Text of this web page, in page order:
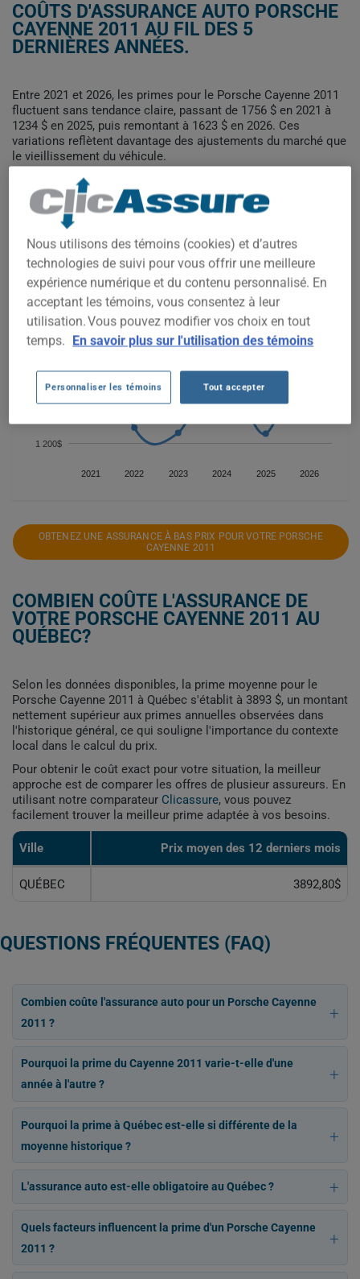
COÛTS D'ASSURANCE AUTO PORSCHE
CAYENNE 2011 AU FIL DES 5
DERNIÈRES ANNÉES.
Entre 2021 et 2026, les primes pour le Porsche Cayenne 2011
fluctuent sans tendance claire, passant de 1756 $ en 2021 à
1234 $ en 2025, puis remontant à 1623 $ en 2026. Ces
variations reflètent davantage des ajustements du marché que
le vieillissement du véhicule.
Pour trouver la meilleur assurance pour votre véhicule
PORSCHE CAYENNE 2011, il est plus important que jamais de
comparer les options disponibles.
2021 2022 2023 2024 2025 2026
1 200$
1 400$
1 600$
1 800$
OBTENEZ UNE ASSURANCE À BAS PRIX POUR VOTRE PORSCHE
CAYENNE 2011
COMBIEN COÛTE L'ASSURANCE DE
VOTRE PORSCHE CAYENNE 2011 AU
QUÉBEC?
Selon les données disponibles, la prime moyenne pour le
Porsche Cayenne 2011 à Québec s'établit à 3893 $, un montant
nettement supérieur aux primes annuelles observées dans
l'historique général, ce qui souligne l'importance du contexte
local dans le calcul du prix.
Pour obtenir le coût exact pour votre situation, la meilleur
approche est de comparer les offres de plusieur assureurs. En
utilisant notre comparateur Clicassure, vous pouvez
facilement trouver la meilleur prime adaptée à vos besoins.
Ville Prix ​​moyen des 12 derniers mois
QUÉBEC 3892,80$
QUESTIONS FRÉQUENTES (FAQ)
Combien coûte l'assurance auto pour un Porsche Cayenne
2011 ?
Pourquoi la prime du Cayenne 2011 varie-t-elle d'une
année à l'autre ?
Pourquoi la prime à Québec est-elle si différente de la
moyenne historique ?
L'assurance auto est-elle obligatoire au Québec ?
Quels facteurs influencent la prime d'un Porsche Cayenne
2011 ?
Nous utilisons des témoins (cookies) et d’autres
technologies de suivi pour vous offrir une meilleure
expérience numérique et du contenu personnalisé. En
acceptant les témoins, vous consentez à leur
utilisation. Vous pouvez modifier vos choix en tout
temps. En savoir plus sur l'utilisation des témoins
Personnaliser les témoins Tout accepter